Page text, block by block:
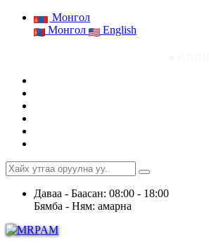
Монгол
Монгол
English
Даваа - Баасан: 08:00 - 18:00
Бямба - Ням: амарна